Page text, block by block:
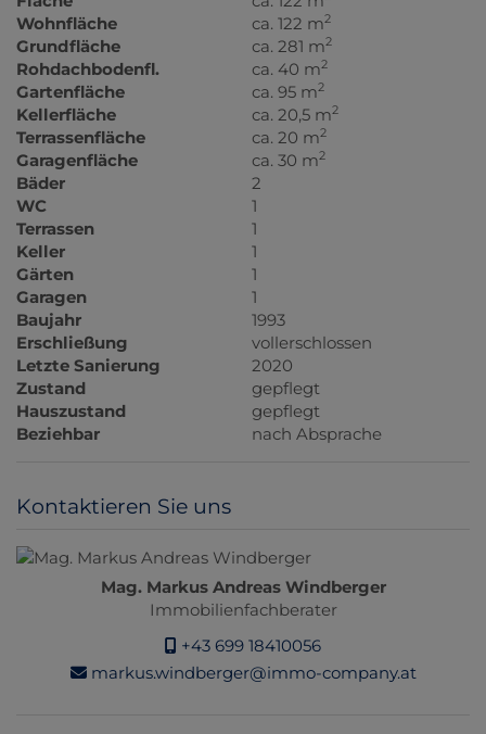
Wohnfläche ca. 122 m2
Grundfläche ca. 281 m2
Rohdachbodenfl. ca. 40 m2
Gartenfläche ca. 95 m2
Kellerfläche ca. 20,5 m2
Terrassenfläche ca. 20 m2
Garagenfläche ca. 30 m2
Bäder
2
WC
1
Terrassen
1
Keller
1
Gärten
1
Garagen
1
Baujahr
1993
Erschließung
vollerschlossen
Letzte Sanierung
2020
Zustand
gepflegt
Hauszustand
gepflegt
Beziehbar
nach Absprache
Kontaktieren Sie uns
Mag. Markus Andreas Windberger
Immobilienfachberater
+43 699 18410056
markus.windberger@immo-company.at